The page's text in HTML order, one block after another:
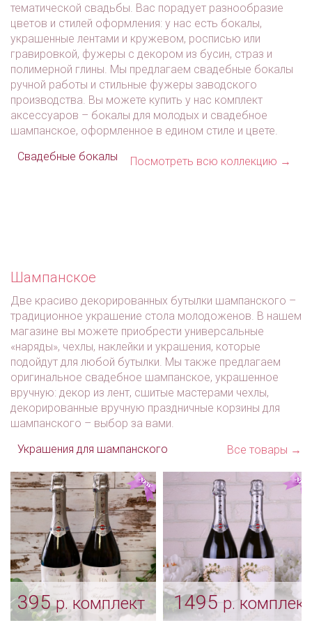
тематической свадьбы. Вас порадует разнообразие
цветов и стилей оформления: у нас есть бокалы,
украшенные лентами и кружевом, росписью или
гравировкой, фужеры с декором из бусин, страз и
полимерной глины. Мы предлагаем свадебные бокалы
ручной работы и стильные фужеры заводского
производства. Вы можете купить у нас комплект
аксессуаров – бокалы для молодых и свадебное
шампанское, оформленное в едином стиле и цвете.
Посмотреть всю коллекцию →
Свадебные бокалы
руб.
Шампанское
Две красиво декорированных бутылки шампанского –
традиционное украшение стола молодоженов. В нашем
магазине вы можете приобрести универсальные
«наряды», чехлы, наклейки и украшения, которые
подойдут для любой бутылки. Мы также предлагаем
оригинальное свадебное шампанское, украшенное
вручную: декор из лент, сшитые мастерами чехлы,
декорированные вручную праздничные корзины для
шампанского – выбор за вами.
Все товары →
Украшения для шампанского
395р. комплект 1495р. комплект